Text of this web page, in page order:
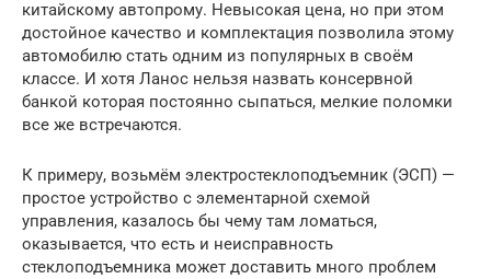
китайскому автопрому. Невысокая цена, но при этом
достойное качество и комплектация позволила этому
автомобилю стать одним из популярных в своём
классе. И хотя Ланос нельзя назвать консервной
банкой которая постоянно сыпаться, мелкие поломки
все же встречаются.
К примеру, возьмём электростеклоподъемник (ЭСП) —
простое устройство с элементарной схемой
управления, казалось бы чему там ломаться,
оказывается, что есть и неисправность
стеклоподъемника может доставить много проблем